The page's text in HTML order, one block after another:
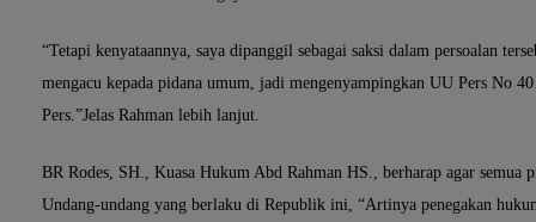
“Tetapi kenyataannya, saya dipanggil sebagai saksi dalam persoalan
mengacu kepada pidana umum, jadi mengenyampingkan UU Pers No
Pers.”Jelas Rahman lebih lanjut.
BR Rodes, SH., Kuasa Hukum Abd Rahman HS., berharap agar semua
Undang-undang yang berlaku di Republik ini, “Artinya penegakan